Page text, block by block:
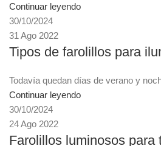
Continuar leyendo
30/10/2024
31 Ago 2022
Tipos de farolillos para
Todavía quedan días de verano y
Continuar leyendo
30/10/2024
24 Ago 2022
Farolillos luminosos para